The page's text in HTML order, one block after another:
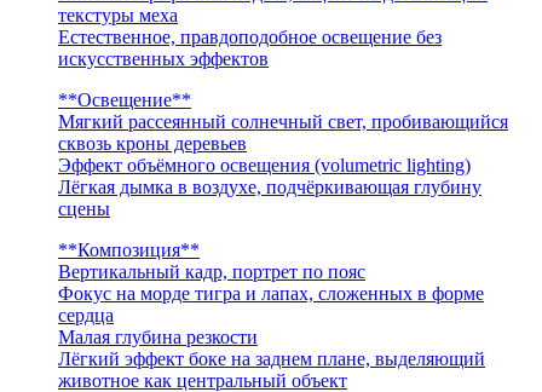
текстуры меха
Естественное, правдоподобное освещение без
искусственных эффектов
**Освещение**
Мягкий рассеянный солнечный свет, пробивающийся
сквозь кроны деревьев
Эффект объёмного освещения (volumetric lighting)
Лёгкая дымка в воздухе, подчёркивающая глубину
сцены
**Композиция**
Вертикальный кадр, портрет по пояс
Фокус на морде тигра и лапах, сложенных в форме
сердца
Малая глубина резкости
Лёгкий эффект боке на заднем плане, выделяющий
животное как центральный объект